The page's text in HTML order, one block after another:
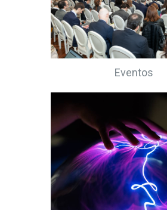
Eventos